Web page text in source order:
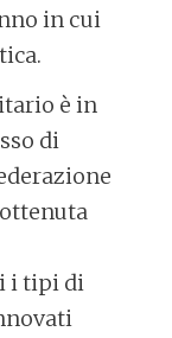
in cui
è in
di
i tipi di